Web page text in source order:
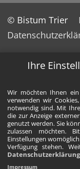
Ihre
Wir möchten Ihnen ein
verwenden wir
notwendig sind. Mit
die zur Anzeige
genutzt werden. Sie
zulassen möchten.
Einstellungen
Verfügung stehen.
Datenschutzerklärung
Impressum
© Bistum Trier